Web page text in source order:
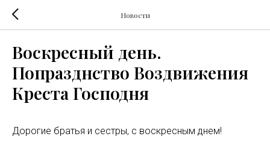
Новости
Воскресный день.
Попразднство Воздвижения
Креста Господня
Дорогие братья и сестры, с воскресным днем!